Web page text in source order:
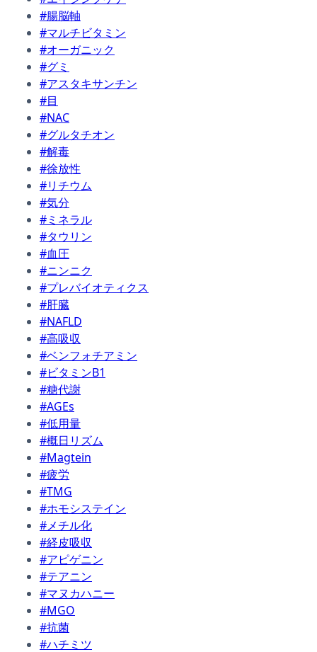
#腸脳軸
#マルチビタミン
#オーガニック
#グミ
#アスタキサンチン
#目
#NAC
#グルタチオン
#解毒
#徐放性
#リチウム
#気分
#ミネラル
#タウリン
#血圧
#ニンニク
#プレバイオティクス
#肝臓
#NAFLD
#高吸収
#ベンフォチアミン
#ビタミンB1
#糖代謝
#AGEs
#低用量
#概日リズム
#Magtein
#疲労
#TMG
#ホモシステイン
#メチル化
#経皮吸収
#アピゲニン
#テアニン
#マヌカハニー
#MGO
#抗菌
#ハチミツ